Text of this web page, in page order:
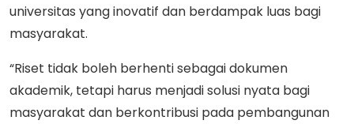
universitas yang inovatif dan berdampak luas bagi
masyarakat.
“Riset tidak boleh berhenti sebagai dokumen
akademik, tetapi harus menjadi solusi nyata bagi
masyarakat dan berkontribusi pada pembangunan